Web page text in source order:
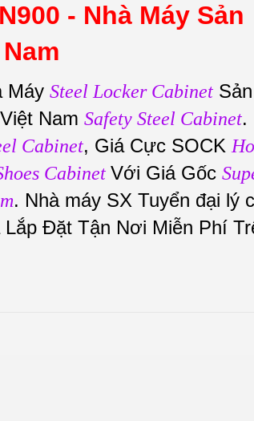
- Nhà Máy Sản
Máy Steel Locker Cabinet Sản
Nam Safety Steel Cabinet.
Cabinet, Giá Cực SOCK
Cabinet Với Giá Gốc
. Nhà máy SX Tuyển đại lý
Lắp Đặt Tận Nơi Miễn Phí